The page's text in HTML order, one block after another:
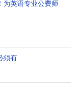
为英语专业公费师
须有